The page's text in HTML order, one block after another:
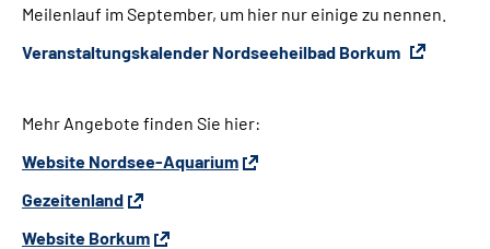
Meilenlauf im September, um hier nur einige zu nennen.
Veranstaltungskalender Nordseeheilbad Borkum
Mehr Angebote finden Sie hier:
Website Nordsee-Aquarium
Gezeitenland
Website Borkum